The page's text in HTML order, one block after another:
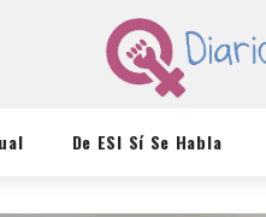
De ESI Sí Se Habla